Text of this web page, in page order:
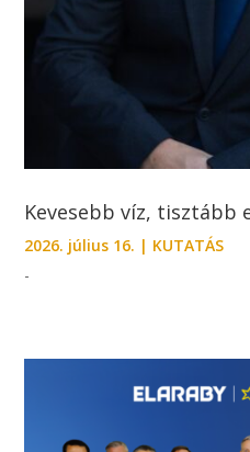
Kevesebb víz, tisztább
2026. július 16. | KUTATÁS
-